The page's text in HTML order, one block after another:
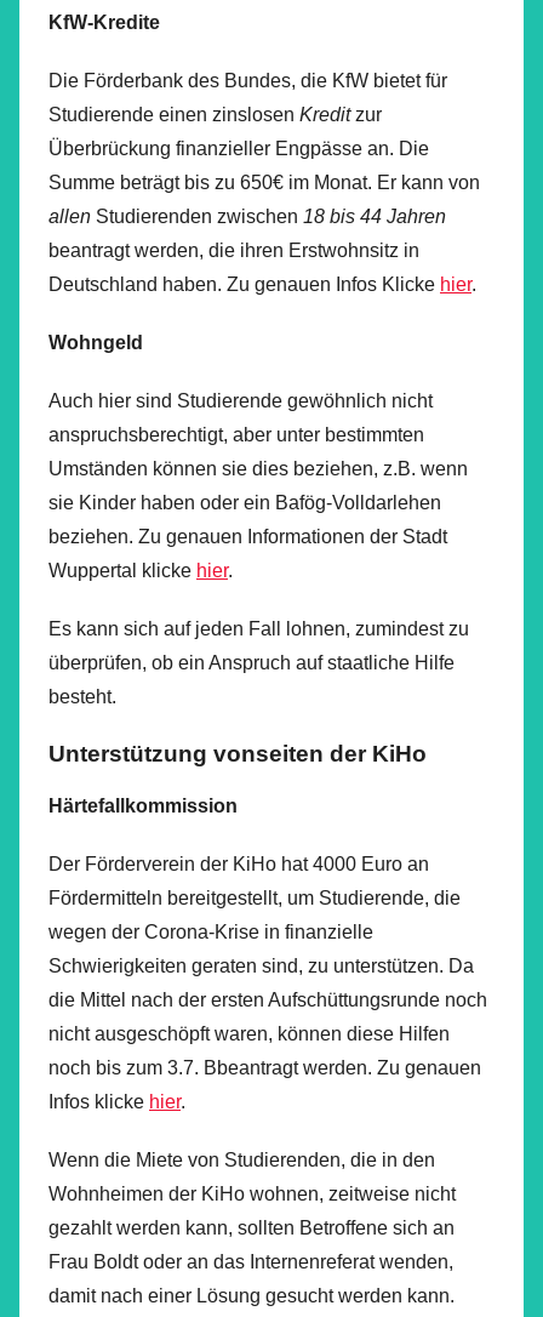
KfW-Kredite
Die Förderbank des Bundes, die KfW bietet für
Studierende einen zinslosen Kreditzur
Überbrückung finanzieller Engpässe an. Die
Summe beträgt bis zu 650€ im Monat. Er kann von
allen Studierenden zwischen 18 bis 44 Jahren
beantragt werden, die ihren Erstwohnsitz in
Deutschland haben. Zu genauen Infos Klicke hier.
Wohngeld
Auch hier sind Studierende gewöhnlich nicht
anspruchsberechtigt, aber unter bestimmten
Umständen können sie dies beziehen, z.B. wenn
sie Kinder haben oder ein Bafög-Volldarlehen
beziehen. Zu genauen Informationen der Stadt
Wuppertal klicke hier.
Es kann sich auf jeden Fall lohnen, zumindest zu
überprüfen, ob ein Anspruch auf staatliche Hilfe
besteht.
Unterstützung vonseiten der KiHo
Härtefallkommission
Der Förderverein der KiHo hat 4000 Euro an
Fördermitteln bereitgestellt, um Studierende, die
wegen der Corona-Krise in finanzielle
Schwierigkeiten geraten sind, zu unterstützen. Da
die Mittel nach der ersten Aufschüttungsrunde noch
nicht ausgeschöpft waren, können diese Hilfen
noch bis zum 3.7. Bbeantragt werden. Zu genauen
Infos klicke hier.
Wenn die Miete von Studierenden, die in den
Wohnheimen der KiHo wohnen, zeitweise nicht
gezahlt werden kann, sollten Betroffene sich an
Frau Boldt oder an das Internenreferat wenden,
damit nach einer Lösung gesucht werden kann.